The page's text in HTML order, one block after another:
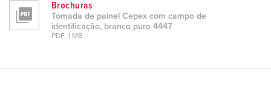
Brochuras
Tomada de painel Cepex com campo de
identificação, branco puro 4447
PDF, 1 MB